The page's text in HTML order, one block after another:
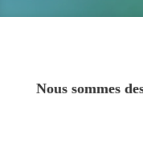
Nous sommes